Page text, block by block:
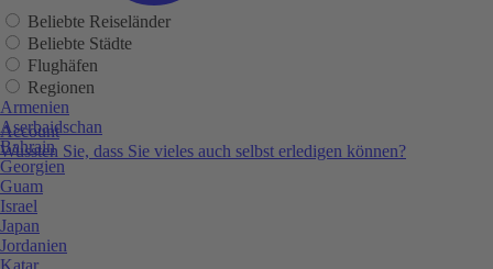
Account
Wussten Sie, dass Sie vieles auch selbst erledigen können?
Beliebte Reiseländer
Beliebte Städte
Flughäfen
Regionen
Armenien
Aserbaidschan
Bahrain
Georgien
Guam
Israel
Japan
Jordanien
Katar